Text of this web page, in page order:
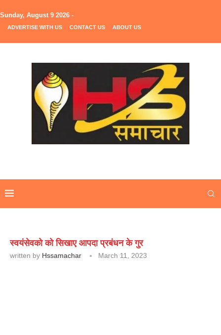
Sunday, August 9 2026 -
ADVERTISE WITH US CONTACT US ABOUT US
स्वयंसेवको को सिखाए आपदा प्रबंधन के गुर
written by Hssamachar March 11, 2023